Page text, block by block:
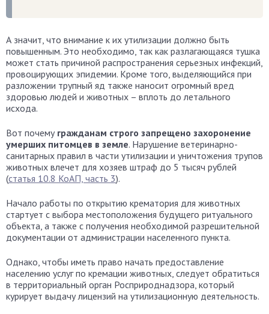
А значит, что внимание к их утилизации должно быть
повышенным. Это необходимо, так как разлагающаяся тушка
может стать причиной распространения серьезных инфекций,
провоцирующих эпидемии. Кроме того, выделяющийся при
разложении трупный яд также наносит огромный вред
здоровью людей и животных – вплоть до летального
исхода.
Вот почему гражданам строго запрещено захоронение
умерших питомцев в земле. Нарушение ветеринарно-
санитарных правил в части утилизации и уничтожения трупов
животных влечет для хозяев штраф до 5 тысяч рублей
(статья 10.8 КоАП, часть 3).
Начало работы по открытию крематория для животных
стартует с выбора местоположения будущего ритуального
объекта, а также с получения необходимой разрешительной
документации от администрации населенного пункта.
Однако, чтобы иметь право начать предоставление
населению услуг по кремации животных, следует обратиться
в территориальный орган Росприроднадзора, который
курирует выдачу лицензий на утилизационную деятельность.